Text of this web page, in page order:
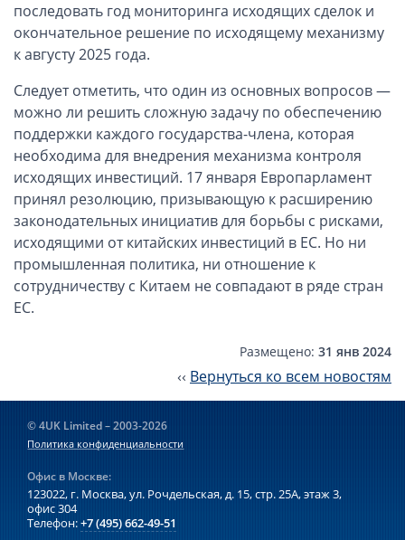
Финансовая отчетность
Ликвидация зарубежных компаний
Открытие счёта
Открытие счета в платежной системе
Мерчант аккаунт
VAT номер (НДС)
Проверка названий Английских компаний
Правовые услуги
Способы оплаты
последовать год мониторинга исходящих сделок и
окончательное решение по исходящему механизму
к августу 2025 года.
Следует отметить, что один из основных вопросов —
можно ли решить сложную задачу по обеспечению
поддержки каждого государства-члена, которая
необходима для внедрения механизма контроля
исходящих инвестиций. 17 января Европарламент
принял резолюцию, призывающую к расширению
законодательных инициатив для борьбы с рисками,
исходящими от китайских инвестиций в ЕС. Но ни
промышленная политика, ни отношение к
сотрудничеству с Китаем не совпадают в ряде стран
ЕС.
Размещено: 31 янв 2024
‹‹ Вернуться ко всем новостям
© 4UK Limited – 2003-2026
Политика конфиденциальности
Офис в Москве:
123022, г. Москва, ул. Рочдельская, д. 15, стр. 25А,этаж 3,
офис 304
Телефон:+7 (495) 662-49-51